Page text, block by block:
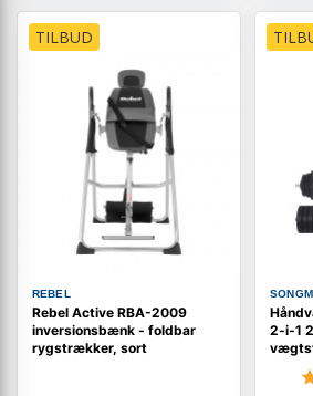
TILBUD
REBEL
Rebel Active RBA-2009
inversionsbænk - foldbar
rygstrækker, sort
2-i-1